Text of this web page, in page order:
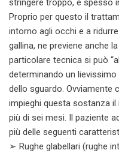
stringere troppo, e spesso
Proprio per questo il
intorno agli occhi e a
gallina, ne previene anche
particolare tecnica si può
determinando un
dello sguardo. Ovviamente
impieghi questa sostanza
più di sei mesi. Il paziente
più delle seguenti
➢ Rughe glabellari (rughe